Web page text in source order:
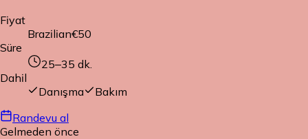
Fiyat
Brazilian€50
Süre
25–35 dk.
Dahil
Danışma
Bakım
Randevu al
Gelmeden önce